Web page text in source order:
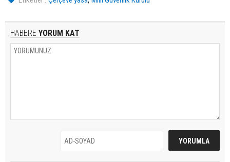
HABERE YORUM KAT